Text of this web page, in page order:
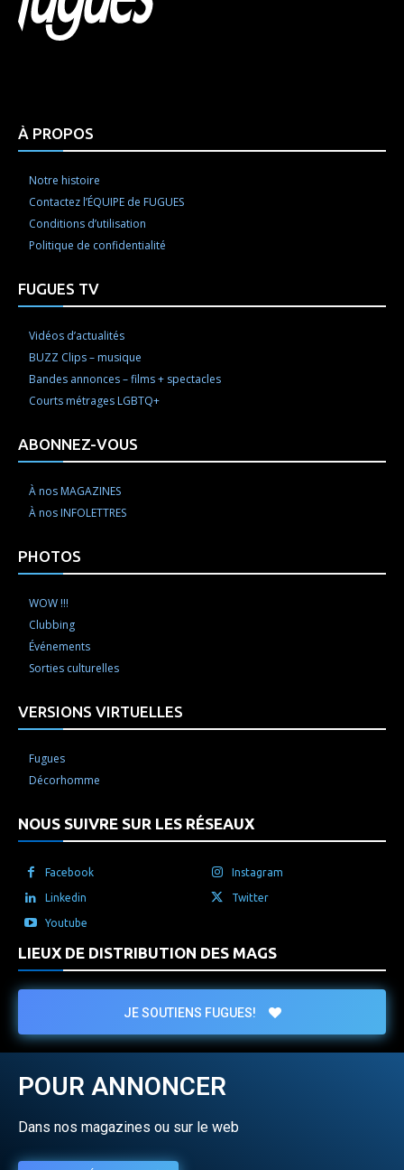
À PROPOS
Notre histoire
Contactez l’ÉQUIPE de FUGUES
Conditions d’utilisation
Politique de confidentialité
FUGUES TV
Vidéos d’actualités
BUZZ Clips – musique
Bandes annonces – films + spectacles
Courts métrages LGBTQ+
ABONNEZ-VOUS
À nos MAGAZINES
À nos INFOLETTRES
PHOTOS
WOW !!!
Clubbing
Événements
Sorties culturelles
VERSIONS VIRTUELLES
Fugues
Décorhomme
NOUS SUIVRE SUR LES RÉSEAUX
Facebook Instagram
Linkedin Twitter
Youtube
LIEUX DE DISTRIBUTION DES MAGS
JE SOUTIENS FUGUES!
POUR ANNONCER
Dans nos magazines ou sur le web